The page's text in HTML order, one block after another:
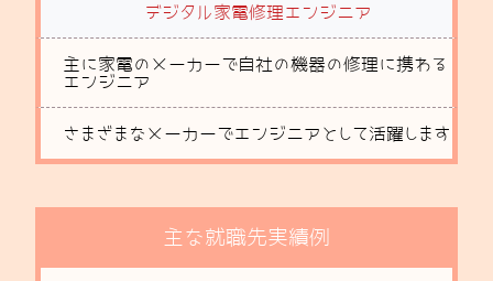
デジタル家電修理エンジニア
主に家電のメーカーで自社の機器の修理に携わる
エンジニア
さまざまなメーカーでエンジニアとして活躍します
主な就職先実績例